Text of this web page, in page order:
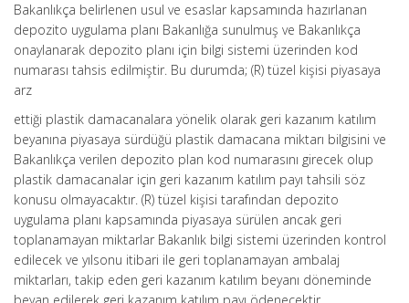
Bakanlıkça belirlenen usul ve esaslar kapsamında hazırlanan
depozito uygulama planı Bakanlığa sunulmuş ve Bakanlıkça
onaylanarak depozito planı için bilgi sistemi üzerinden kod
numarası tahsis edilmiştir. Bu durumda; (R) tüzel kişisi piyasaya
arz
ettiği plastik damacanalara yönelik olarak geri kazanım katılım
beyanına piyasaya sürdüğü plastik damacana miktarı bilgisini ve
Bakanlıkça verilen depozito plan kod numarasını girecek olup
plastik damacanalar için geri kazanım katılım payı tahsili söz
konusu olmayacaktır. (R) tüzel kişisi tarafından depozito
uygulama planı kapsamında piyasaya sürülen ancak geri
toplanamayan miktarlar Bakanlık bilgi sistemi üzerinden kontrol
edilecek ve yılsonu itibari ile geri toplanamayan ambalaj
miktarları, takip eden geri kazanım katılım beyanı döneminde